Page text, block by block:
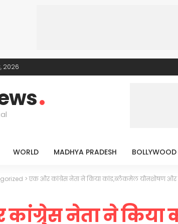
2026
WORLD MADHYA PRADESH BOLLYWOOD
>एक और कांग्रेस नेता ने किया कांड,ब्लैकमेल यौनशोषण और
नेता ने